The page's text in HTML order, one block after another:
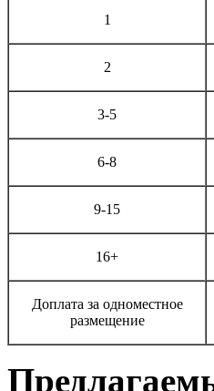
1
2
3-5
6-8
9-15
16+
Доплата за одноместное
размещение